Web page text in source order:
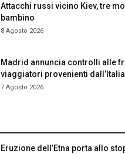
Attacchi russi vicino Kiev, tre
bambino
8 Agosto 2026
Madrid annuncia controlli alle
viaggiatori provenienti dall’Italia
7 Agosto 2026
Eruzione dell’Etna porta allo